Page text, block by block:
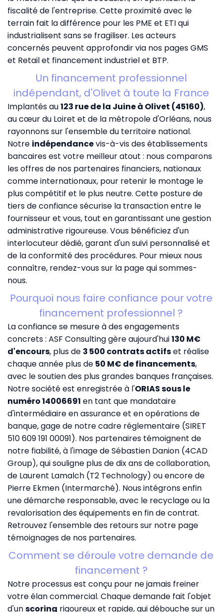
fiscalité de l'entreprise. Cette proximité avec le
terrain fait la différence pour les PME et ETI qui
industrialisent sans se fragiliser. Les acteurs
concernés peuvent approfondir via nos pagesGMS
et Retailet financement industriel et BTP.
Un financement professionnel
indépendant, d'Olivet à toute la France
Implantés au123 rue de la Juine à Olivet (45160),
au cœur du Loiret et de la métropole d'Orléans, nous
rayonnons sur l'ensemble du territoire national.
Notre indépendancevis-à-vis des établissements
bancaires est votre meilleur atout : nous comparons
les offres de nos partenaires financiers, nationaux
comme internationaux, pour retenir le montage le
plus compétitif et le plus neutre. Cette posture de
tiers de confiance sécurise la transaction entre le
fournisseur et vous, tout en garantissant une gestion
administrative rigoureuse. Vous bénéficiez d'un
interlocuteur dédié, garant d'un suivi personnalisé et
de la conformité des procédures. Pour mieux nous
connaître, rendez-vous sur la pagequi sommes-
nous.
Pourquoi nous faire confiance pour votre
financement professionnel ?
La confiance se mesure à des engagements
concrets : ASF Consulting gère aujourd'hui130 M€
d'encours, plus de 3 500 contrats actifset réalise
chaque année plus de 50 M€ de financements,
avec le soutien des plus grandes banques françaises.
Notre société est enregistrée à l'ORIAS sous le
numéro 14006691 en tant que mandataire
d'intermédiaire en assurance et en opérations de
banque, gage de notre cadre réglementaire (SIRET
510 609 191 00091). Nos partenaires témoignent de
notre fiabilité, à l'image de Sébastien Danion (4CAD
Group), qui souligne plus de dix ans de collaboration,
de Laurent Lamalch (T2 Technology) ou encore de
Pierre Ekmen (Intermarché). Nous intégrons enfin
une démarche responsable, avec le recyclage ou la
revalorisation des équipements en fin de contrat.
Retrouvez l'ensemble des retours sur notre page
témoignages de nos partenaires.
Comment se déroule votre demande de
financement ?
Notre processus est conçu pour ne jamais freiner
votre élan commercial. Chaque demande fait l'objet
d'unscoring rigoureux et rapide, qui débouche sur un